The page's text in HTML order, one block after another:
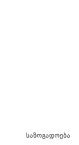
საზოგადოება